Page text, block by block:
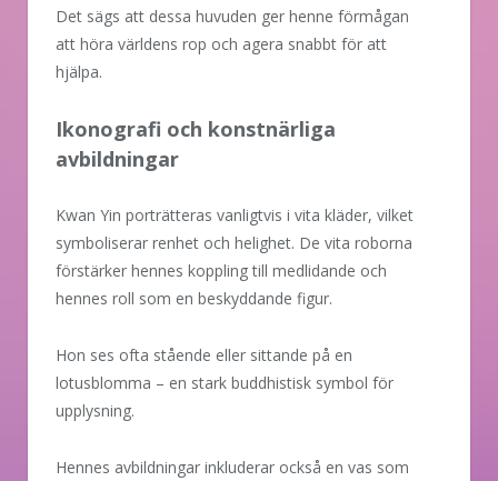
Det sägs att dessa huvuden ger henne förmågan
att höra världens rop och agera snabbt för att
hjälpa.
Ikonografi och konstnärliga
avbildningar
Kwan Yin porträtteras vanligtvis i vita kläder, vilket
symboliserar renhet och helighet. De vita roborna
förstärker hennes koppling till medlidande och
hennes roll som en beskyddande figur.
Hon ses ofta stående eller sittande på en
lotusblomma – en stark buddhistisk symbol för
upplysning.
Hennes avbildningar inkluderar också en vas som